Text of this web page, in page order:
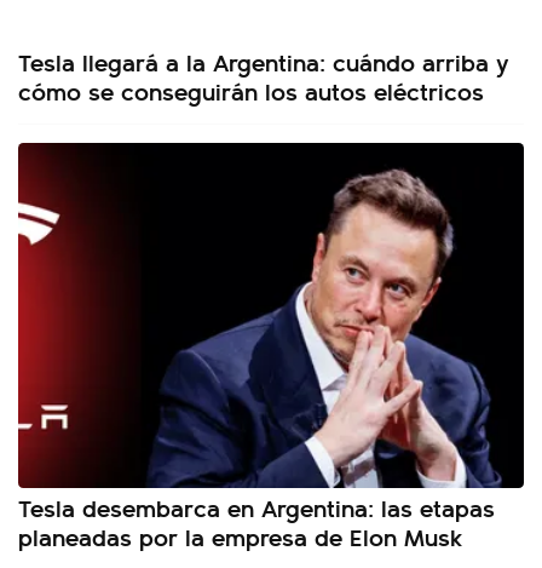
Tesla llegará a la Argentina: cuándo arriba y
cómo se conseguirán los autos eléctricos
Tesla desembarca en Argentina: las etapas
planeadas por la empresa de Elon Musk